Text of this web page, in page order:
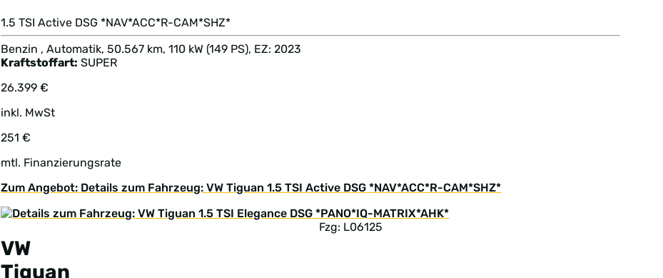
1.5 TSI Active DSG *NAV*ACC*R-CAM*SHZ*
Benzin , Automatik, 50.567 km, 110 kW (149 PS), EZ: 2023
Kraftstoffart: SUPER
26.399 €
inkl. MwSt
251 €
mtl. Finanzierungsrate
Zum Angebot: Details zum Fahrzeug: VW Tiguan 1.5 TSI Active DSG *NAV*ACC*R-CAM*SHZ*
VW
Tiguan
Fzg: L06125